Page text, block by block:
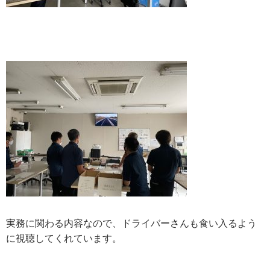
実務に関わる内容なので、ドライバーさんも食い入るよう
に視聴してくれています。